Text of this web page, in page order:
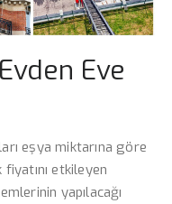
Eve
eşya miktarına göre
fiyatını etkileyen
yapılacağı